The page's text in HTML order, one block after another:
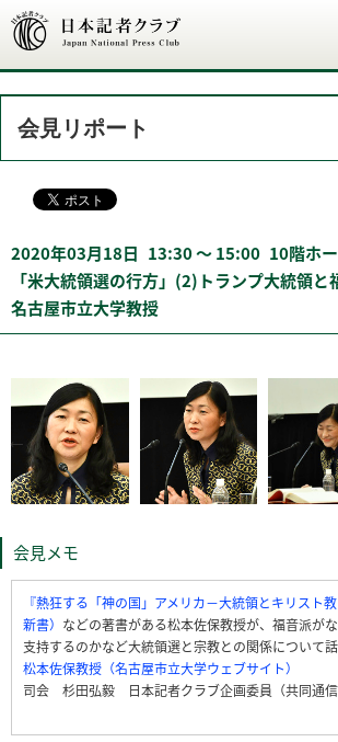
会見リポート
2020年03月18日 13:30 〜 15:00 10階ホ
「米大統領選の行方」(2)トランプ大統領
名古屋市立大学教授
会見メモ
『熱狂する「神の国」アメリカ－大統領とキリスト
新書） などの著書がある松本佐保教授が、福音派が
支持するのかなど大統領選と宗教との関係について話
松本佐保教授（名古屋市立大学ウェブサイト）
司会 杉田弘毅 日本記者クラブ企画委員（共同通信